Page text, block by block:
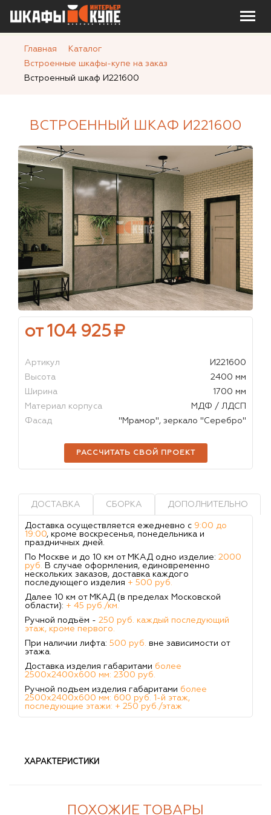
Главная
Каталог
Встроенные шкафы-купе на заказ
Встроенный шкаф И221600
ВСТРОЕННЫЙ ШКАФ И221600
от 104 925₽
Артикул
И221600
Высота
2400 мм
Ширина
1700 мм
Материал корпуса
МДФ / ЛДСП
Фасад
"Мрамор", зеркало "Серебро"
РАССЧИТАТЬ СВОЙ ПРОЕКТ
ДОСТАВКА СБОРКА ДОПОЛНИТЕЛЬНО
Доставка осуществляется ежедневно с 9:00 до
19:00, кроме воскресенья, понедельника и
праздничных дней.
По Москве и до 10 км от МКАД одно изделие: 2000
руб.
В случае оформления, единовременно
нескольких заказов, доставка каждого
последующего изделия + 500 руб.
Далее 10 км от МКАД (в пределах Московской
области): + 45 руб./км.
Ручной подъём - 250 руб. каждый последующий
этаж, кроме первого.
При наличии лифта: 500 руб. вне зависимости от
этажа.
Доставка изделия габаритами более
2500х2400х600 мм: 2300 руб.
Ручной подъем изделия габаритами более
2500х2400х600 мм: 600 руб. 1-й этаж,
последующие этажи: + 250 руб./этаж
ХАРАКТЕРИСТИКИ
ПОХОЖИЕ ТОВАРЫ